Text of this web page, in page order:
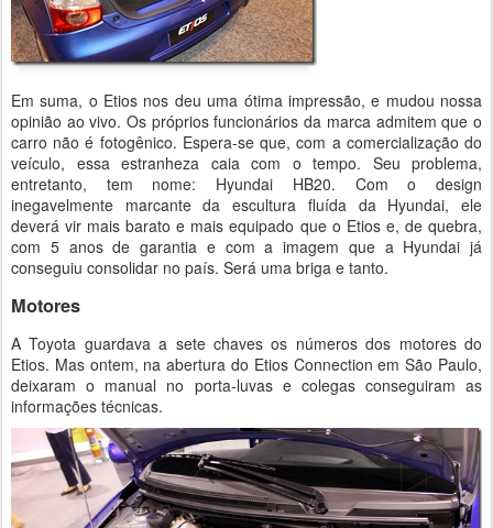
Em suma, o Etios nos deu uma ótima impressão, e mudou nossa
opinião ao vivo. Os próprios funcionários da marca admitem que o
carro não é fotogênico. Espera-se que, com a comercialização do
veículo, essa estranheza caia com o tempo. Seu problema,
entretanto, tem nome: Hyundai HB20. Com o design
inegavelmente marcante da escultura fluída da Hyundai, ele
deverá vir mais barato e mais equipado que o Etios e, de quebra,
com 5 anos de garantia e com a imagem que a Hyundai já
conseguiu consolidar no país. Será uma briga e tanto.
Motores
A Toyota guardava a sete chaves os números dos motores do
Etios. Mas ontem, na abertura do Etios Connection em São Paulo,
deixaram o manual no porta-luvas e colegas conseguiram as
informações técnicas.